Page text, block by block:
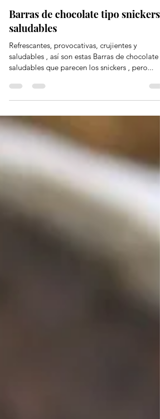
25 jun 2022 3 min de lectura
Barras de chocolate tipo snickers
saludables
Refrescantes, provocativas, crujientes y
saludables , así son estas Barras de chocolate